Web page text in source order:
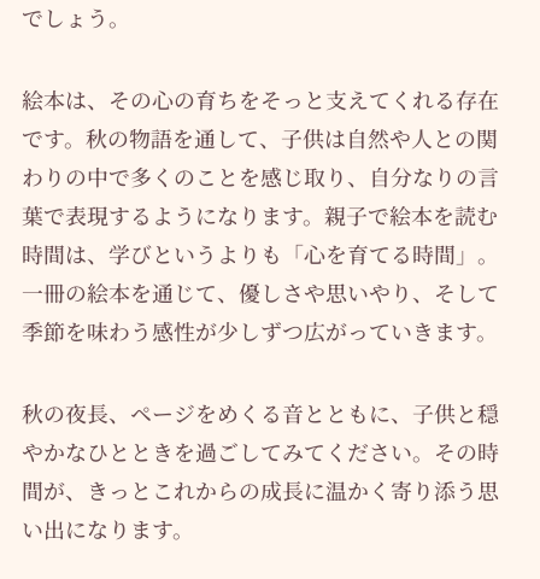
でしょう。
絵本は、その心の育ちをそっと支えてくれる存在
です。秋の物語を通して、子供は自然や人との関
わりの中で多くのことを感じ取り、自分なりの言
葉で表現するようになります。親子で絵本を読む
時間は、学びというよりも「心を育てる時間」。
一冊の絵本を通じて、優しさや思いやり、そして
季節を味わう感性が少しずつ広がっていきます。
秋の夜長、ページをめくる音とともに、子供と穏
やかなひとときを過ごしてみてください。その時
間が、きっとこれからの成長に温かく寄り添う思
い出になります。